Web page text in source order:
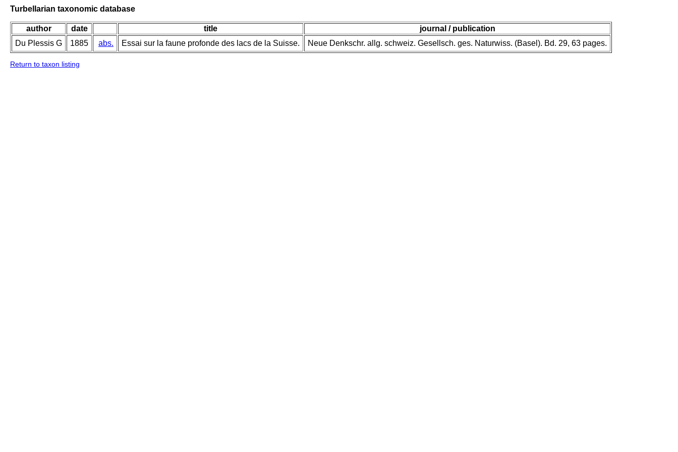
Turbellarian taxonomic database
author date title
journal / publication
Du Plessis G
1885 abs. Essai sur la faune profonde des lacs de la Suisse. Neue Denkschr. allg. schweiz. Gesellsch. ges. Naturwiss. (Basel). Bd. 29, 63 pages.
Return to taxon listing